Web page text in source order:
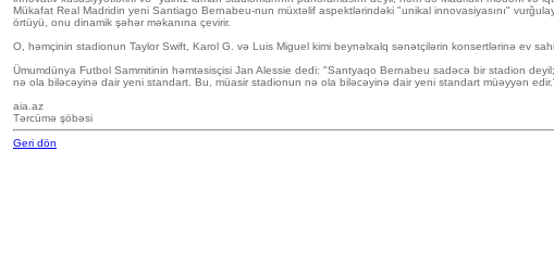
Mükafat Real Madridin yeni Santiago Bernabeu-nun müxtəlif aspektlərindəki "unikal innovasiyasını"
örtüyü, onu dinamik şəhər məkanına çevirir.
O, həmçinin stadionun Taylor Swift, Karol G. və Luis Miguel kimi beynəlxalq sənətçilərin konsertlərinə ev
Ümumdünya Futbol Sammitinin həmtəsisçisi Jan Alessie dedi: "Santyaqo Bernabeu sadəcə bir stadion
nə ola biləcəyinə dair yeni standart. Bu, müasir stadionun nə ola biləcəyinə dair yeni standart müəyyən
aia.az
Tərcümə şöbəsi
Geri dön